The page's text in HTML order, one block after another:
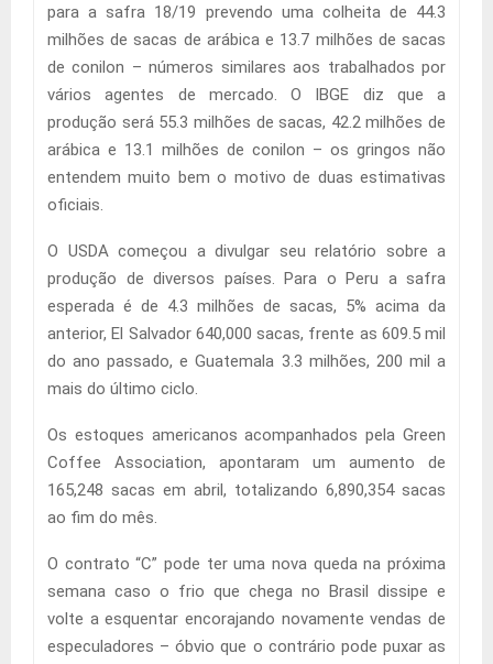
para a safra 18/19 prevendo uma colheita de 44.3
milhões de sacas de arábica e 13.7 milhões de sacas
de conilon – números similares aos trabalhados por
vários agentes de mercado. O IBGE diz que a
produção será 55.3 milhões de sacas, 42.2 milhões de
arábica e 13.1 milhões de conilon – os gringos não
entendem muito bem o motivo de duas estimativas
oficiais.
O USDA começou a divulgar seu relatório sobre a
produção de diversos países. Para o Peru a safra
esperada é de 4.3 milhões de sacas, 5% acima da
anterior, El Salvador 640,000 sacas, frente as 609.5 mil
do ano passado, e Guatemala 3.3 milhões, 200 mil a
mais do último ciclo.
Os estoques americanos acompanhados pela Green
Coffee Association, apontaram um aumento de
165,248 sacas em abril, totalizando 6,890,354 sacas
ao fim do mês.
O contrato “C” pode ter uma nova queda na próxima
semana caso o frio que chega no Brasil dissipe e
volte a esquentar encorajando novamente vendas de
especuladores – óbvio que o contrário pode puxar as